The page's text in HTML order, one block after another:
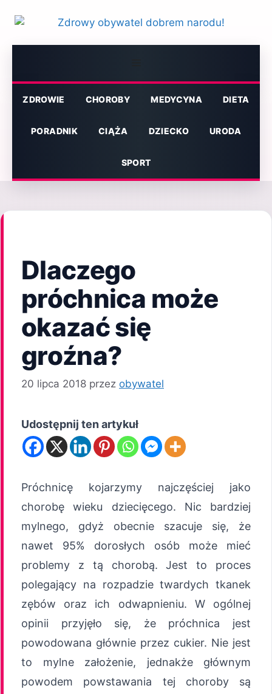
ZDROWIE CHOROBY MEDYCYNA DIETA
PORADNIK CIĄŻA DZIECKO URODA
SPORT
Dlaczego
próchnica może
okazać się
groźna?
20 lipca 2018 przez obywatel
Udostępnij ten artykuł
Próchnicę kojarzymy najczęściej jako
chorobę wieku dziecięcego. Nic bardziej
mylnego, gdyż obecnie szacuje się, że
nawet 95% dorosłych osób może mieć
problemy z tą chorobą. Jest to proces
polegający na rozpadzie twardych tkanek
zębów oraz ich odwapnieniu. W ogólnej
opinii przyjęło się, że próchnica jest
powodowana głównie przez cukier. Nie jest
to mylne założenie, jednakże głównym
powodem powstawania tej choroby są